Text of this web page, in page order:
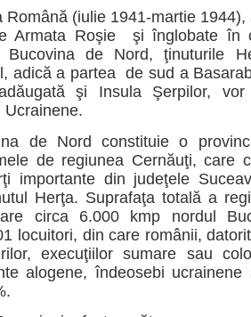
Română (iulie 1941-martie
Armata Roşie şi înglobate în
Bucovina de Nord, ţinuturile
adică a partea de sud a
şi Insula Şerpilor,
Ucrainene.
de Nord constituie o
de regiunea Cernăuţi, care
importante din judeţele
Herţa. Suprafaţa totală a
circa 6.000 kmp nordul
locuitori, din care românii,
execuţiilor sumare sau
alogene, îndeosebi ucrainene